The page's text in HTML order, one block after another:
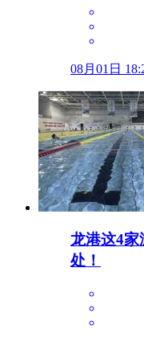
08月01日
龙港这4家
处！